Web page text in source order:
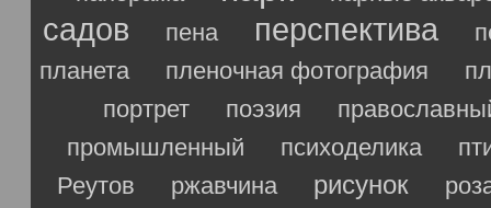
садов пена перспектива
планета
пленочная фотография
портрет
поэзия
промышленный
психоделика
Реутов
ржавчина рисунок